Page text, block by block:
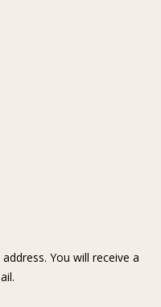
You will receive a